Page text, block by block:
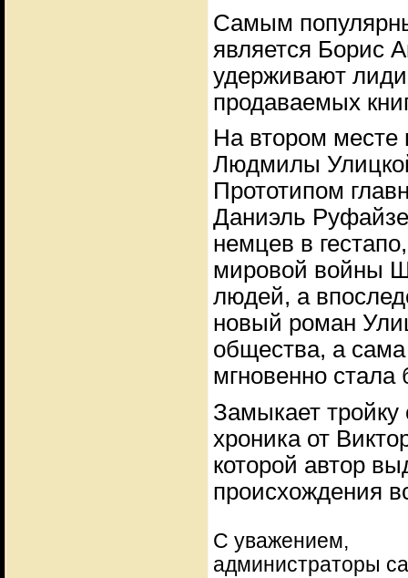
Самым
является Борис
удерживают
продаваемых
На втором месте
Людмилы
Прототипом
Даниэль
немцев в
мировой войны
людей, а
новый роман
общества, а сама
мгновенно стала
Замыкает
хроника от
которой автор
происхождения
С уважением,
администраторы